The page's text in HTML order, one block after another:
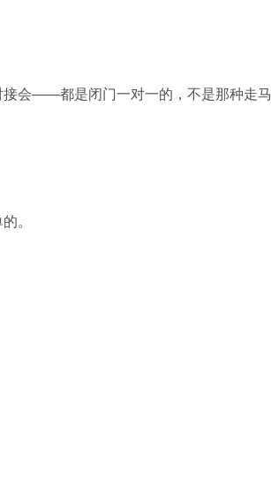
接会——都是闭门一对一的，不是那种走马
。